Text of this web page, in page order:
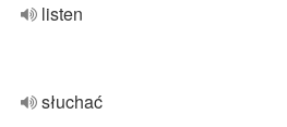
listen
słuchać